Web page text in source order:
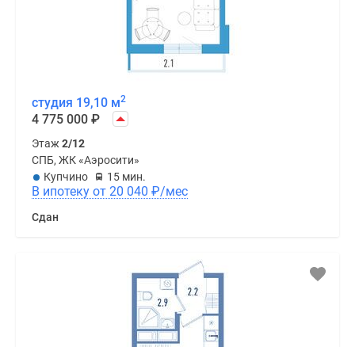
студия 19,10 м2
4 775 000 ₽
Этаж2/12
СПБ, ЖК «Аэросити»
Купчино
15 мин.
В ипотеку от 20 040 ₽/мес
Сдан